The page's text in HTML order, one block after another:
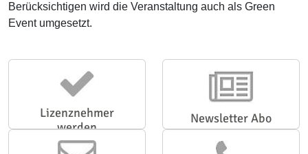
Berücksichtigen wird die Veranstaltung auch als Green
Event umgesetzt.
Lizenznehmer
werden
Newsletter Abo